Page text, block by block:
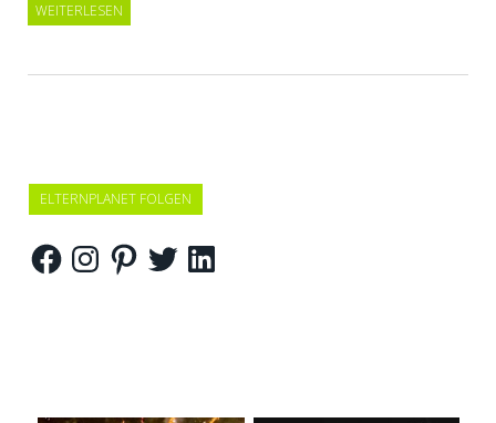
WEITERLESEN
ELTERNPLANET FOLGEN
FacebookInstagramPinterestTwitterLinkedIn